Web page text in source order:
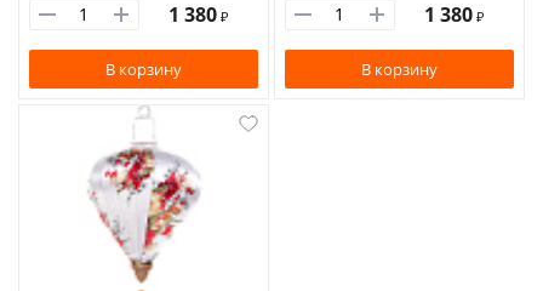
1 380 ₽
В корзину
1 380 ₽
В корзину